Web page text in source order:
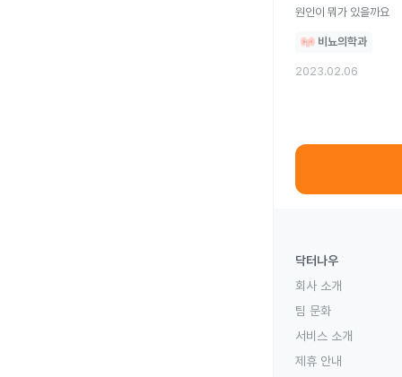
원인이 뭐가 있을까요
비뇨의학과
2023.02.06
닥터나우
회사 소개
팀 문화
서비스 소개
제휴 안내